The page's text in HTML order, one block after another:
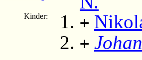
Kinder: +
+